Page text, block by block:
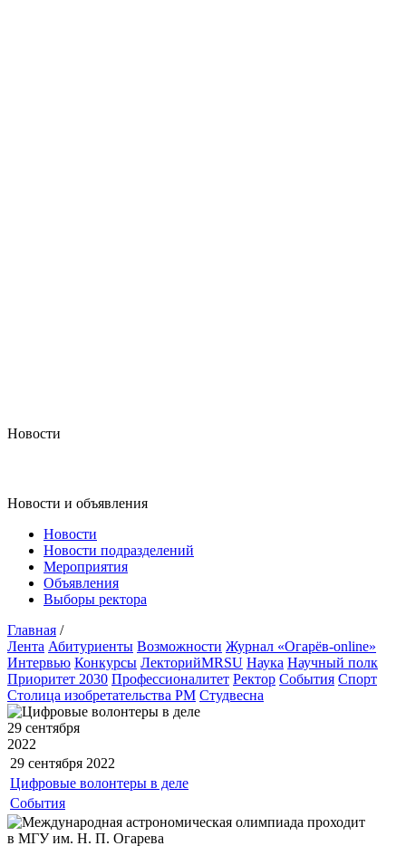
Новости
Новости и объявления
Новости
Новости подразделений
Мероприятия
Объявления
Выборы ректора
Главная /
Лента Абитуриенты Возможности Журнал «Огарёв-online»
Интервью Конкурсы ЛекторийMRSU Наука Научный полк
Приоритет 2030 Профессионалитет Ректор События Спорт
Столица изобретательства РМ Студвесна
29 сентября
2022
29 сентября 2022
Цифровые волонтеры в деле
События